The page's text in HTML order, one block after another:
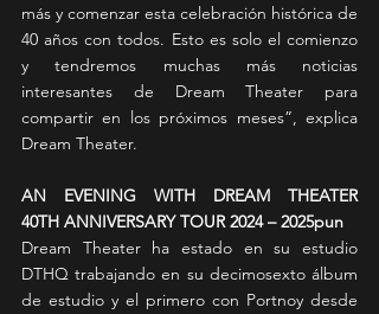
más y comenzar esta celebración histórica de
40 años con todos. Esto es solo el comienzo
y tendremos muchas más noticias
interesantes de Dream Theater para
compartir en los próximos meses”, explica
Dream Theater.
AN EVENING WITH DREAM THEATER
40TH ANNIVERSARY TOUR 2024 – 2025pun
Dream Theater ha estado en su estudio
DTHQ trabajando en su decimosexto álbum
de estudio y el primero con Portnoy desde